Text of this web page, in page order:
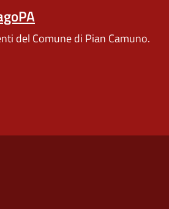
del Comune di Pian Camuno.